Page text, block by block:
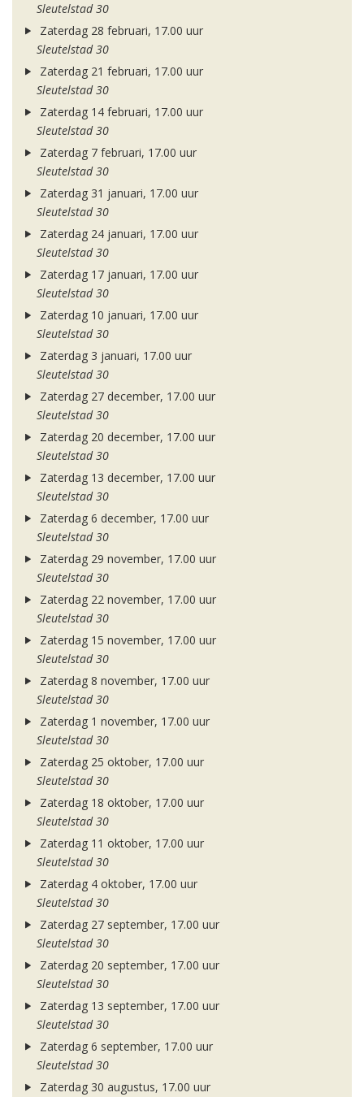
Sleutelstad 30
Zaterdag 28 februari, 17.00 uur
Sleutelstad 30
Zaterdag 21 februari, 17.00 uur
Sleutelstad 30
Zaterdag 14 februari, 17.00 uur
Sleutelstad 30
Zaterdag 7 februari, 17.00 uur
Sleutelstad 30
Zaterdag 31 januari, 17.00 uur
Sleutelstad 30
Zaterdag 24 januari, 17.00 uur
Sleutelstad 30
Zaterdag 17 januari, 17.00 uur
Sleutelstad 30
Zaterdag 10 januari, 17.00 uur
Sleutelstad 30
Zaterdag 3 januari, 17.00 uur
Sleutelstad 30
Zaterdag 27 december, 17.00 uur
Sleutelstad 30
Zaterdag 20 december, 17.00 uur
Sleutelstad 30
Zaterdag 13 december, 17.00 uur
Sleutelstad 30
Zaterdag 6 december, 17.00 uur
Sleutelstad 30
Zaterdag 29 november, 17.00 uur
Sleutelstad 30
Zaterdag 22 november, 17.00 uur
Sleutelstad 30
Zaterdag 15 november, 17.00 uur
Sleutelstad 30
Zaterdag 8 november, 17.00 uur
Sleutelstad 30
Zaterdag 1 november, 17.00 uur
Sleutelstad 30
Zaterdag 25 oktober, 17.00 uur
Sleutelstad 30
Zaterdag 18 oktober, 17.00 uur
Sleutelstad 30
Zaterdag 11 oktober, 17.00 uur
Sleutelstad 30
Zaterdag 4 oktober, 17.00 uur
Sleutelstad 30
Zaterdag 27 september, 17.00 uur
Sleutelstad 30
Zaterdag 20 september, 17.00 uur
Sleutelstad 30
Zaterdag 13 september, 17.00 uur
Sleutelstad 30
Zaterdag 6 september, 17.00 uur
Sleutelstad 30
Zaterdag 30 augustus, 17.00 uur